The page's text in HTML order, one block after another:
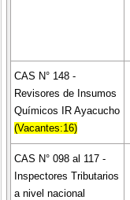
CAS N° 148 -
Revisores de Insumos
Químicos IR Ayacucho
(Vacantes:16)
CAS N° 098 al 117 -
Inspectores Tributarios
a nivel nacional